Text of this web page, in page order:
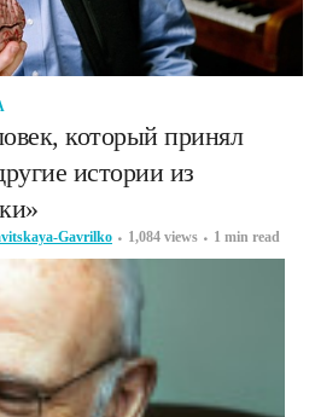
который принял
истории из
Gavrilko 1,084 views 1 min read